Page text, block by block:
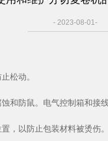
- 2023-08-01-
松动。
和防鼠。电气控制箱和接
，以防止包装材料被烫伤。